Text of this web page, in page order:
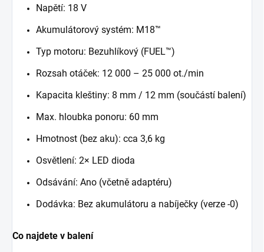
Napětí: 18 V
Akumulátorový systém: M18™
Typ motoru: Bezuhlíkový (FUEL™)
Rozsah otáček: 12 000 – 25 000 ot./min
Kapacita kleštiny: 8 mm / 12 mm (součástí balení)
Max. hloubka ponoru: 60 mm
Hmotnost (bez aku): cca 3,6 kg
Osvětlení: 2× LED dioda
Odsávání: Ano (včetně adaptéru)
Dodávka: Bez akumulátoru a nabíječky (verze -0)
Co najdete v balení